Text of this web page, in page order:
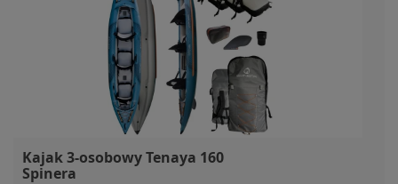
Kajak 3-osobowy Tenaya 160
Spinera